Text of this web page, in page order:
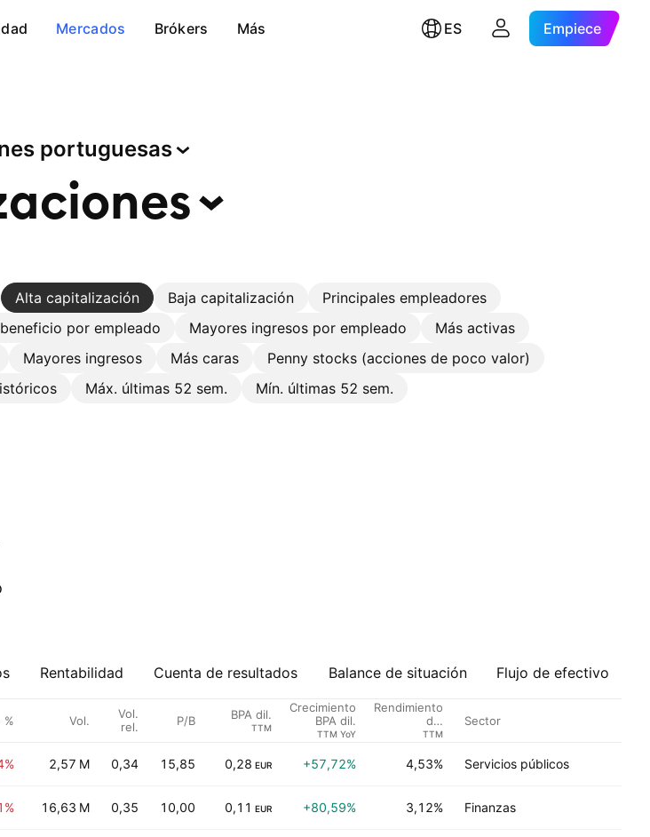
Mercados Brókers Más ES Empiece
portuguesas
Alta capitalización Baja capitalización
Principales empleadores
por empleado Mayores ingresos por empleado
Más activas
Mayores ingresos Más caras
Penny stocks (acciones de poco valor)
Máx. últimas 52 sem.
Mín. últimas 52 sem.
Rentabilidad Cuenta de resultados Balance de situación Flujo de efectivo
% Vol.
Vol.
rel.
P/B BPA dil.
TTM
Crecimiento
BPA dil.
TTM YoY
Rendimiento
del
dividendo %
TTM
Sector
2,57 M 0,34 15,85 0,28 EUR +57,72% 4,53% Servicios públicos
16,63 M 0,35 10,00 0,11 EUR +80,59% 3,12% Finanzas